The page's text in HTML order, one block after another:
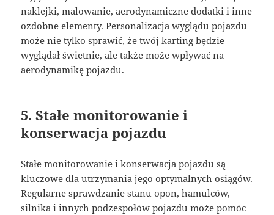
naklejki, malowanie, aerodynamiczne dodatki i inne
ozdobne elementy. Personalizacja wyglądu pojazdu
może nie tylko sprawić, że twój karting będzie
wyglądał świetnie, ale także może wpływać na
aerodynamikę pojazdu.
5. Stałe monitorowanie i
konserwacja pojazdu
Stałe monitorowanie i konserwacja pojazdu są
kluczowe dla utrzymania jego optymalnych osiągów.
Regularne sprawdzanie stanu opon, hamulców,
silnika i innych podzespołów pojazdu może pomóc